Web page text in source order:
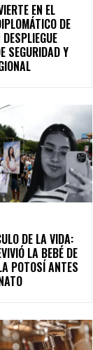
EN EL
DE
SEGURIDAD Y
DE LA VIDA:
LA BEBÉ DE
POTOSÍ ANTES